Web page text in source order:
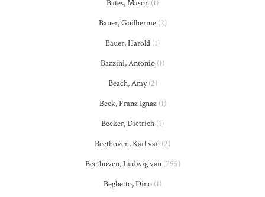
Bates, Mason (1)
Bauer, Guilherme(2)
Bauer, Harold (1)
Bazzini, Antonio (1)
Beach, Amy(2)
Beck, Franz Ignaz(1)
Becker, Dietrich (1)
Beethoven, Karl van (2)
Beethoven, Ludwig van(795)
Beghetto, Dino (1)